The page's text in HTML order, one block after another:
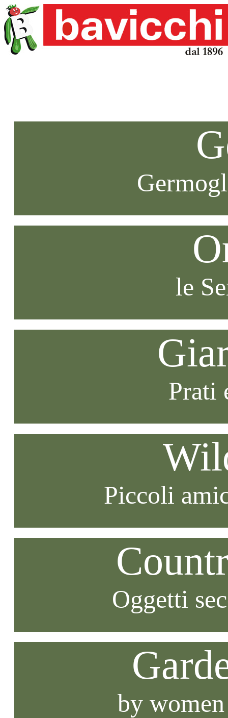
le
Prati
Piccoli
Oggetti
by